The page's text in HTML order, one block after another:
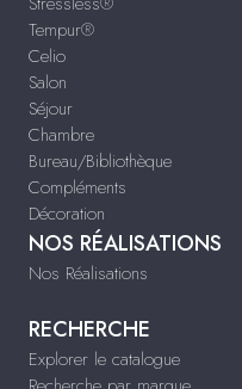
Tempur®
Celio
Salon
Séjour
Chambre
Bureau/Bibliothèque
Compléments
Décoration
NOS RÉALISATIONS
Nos Réalisations
RECHERCHE
Explorer le catalogue